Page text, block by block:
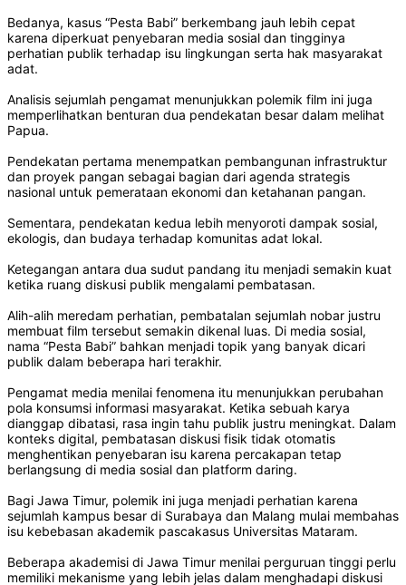
Bedanya, kasus “Pesta Babi” berkembang jauh lebih cepat
karena diperkuat penyebaran media sosial dan tingginya
perhatian publik terhadap isu lingkungan serta hak masyarakat
adat.
Analisis sejumlah pengamat menunjukkan polemik film ini juga
memperlihatkan benturan dua pendekatan besar dalam melihat
Papua.
Pendekatan pertama menempatkan pembangunan infrastruktur
dan proyek pangan sebagai bagian dari agenda strategis
nasional untuk pemerataan ekonomi dan ketahanan pangan.
Sementara, pendekatan kedua lebih menyoroti dampak sosial,
ekologis, dan budaya terhadap komunitas adat lokal.
Ketegangan antara dua sudut pandang itu menjadi semakin kuat
ketika ruang diskusi publik mengalami pembatasan.
Alih-alih meredam perhatian, pembatalan sejumlah nobar justru
membuat film tersebut semakin dikenal luas. Di media sosial,
nama “Pesta Babi” bahkan menjadi topik yang banyak dicari
publik dalam beberapa hari terakhir.
Pengamat media menilai fenomena itu menunjukkan perubahan
pola konsumsi informasi masyarakat. Ketika sebuah karya
dianggap dibatasi, rasa ingin tahu publik justru meningkat. Dalam
konteks digital, pembatasan diskusi fisik tidak otomatis
menghentikan penyebaran isu karena percakapan tetap
berlangsung di media sosial dan platform daring.
Bagi Jawa Timur, polemik ini juga menjadi perhatian karena
sejumlah kampus besar di Surabaya dan Malang mulai membahas
isu kebebasan akademik pascakasus Universitas Mataram.
Beberapa akademisi di Jawa Timur menilai perguruan tinggi perlu
memiliki mekanisme yang lebih jelas dalam menghadapi diskusi